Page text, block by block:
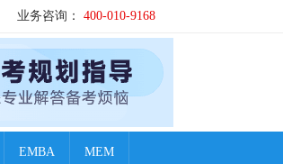
业务咨询： 400-010-9168
EMBA MEM